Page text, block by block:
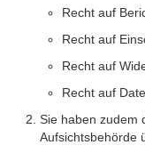
Recht auf
Recht auf
Recht auf
Recht auf
Sie haben zudem
Aufsichtsbehörde